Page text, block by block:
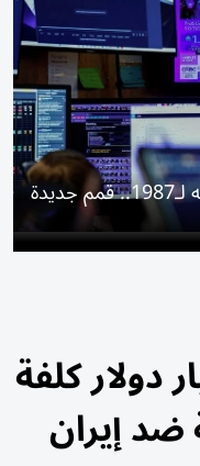
مايكل بوري يراهن على انهيار مشابه لـ1987.. قمم جديدة
37.5 مليار دولار كلفة
ضد إيران